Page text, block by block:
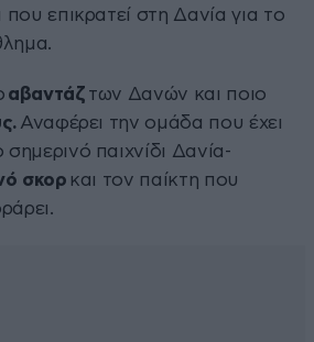
που επικρατεί στη Δανία για το
αβαντάζ των Δανών και ποιο
Αναφέρει την ομάδα που έχει
παιχνίδι Δανία-
σκορ και τον παίκτη που